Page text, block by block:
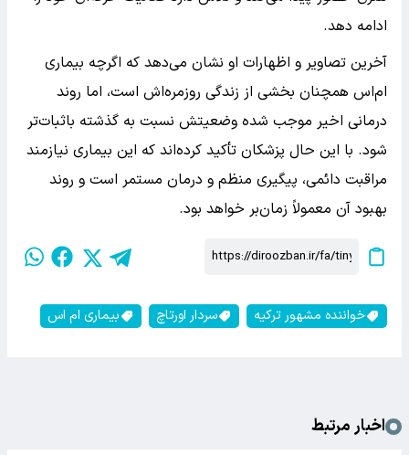
ادامه دهد.
آخرین تصاویر و اظهارات او نشان می‌دهد که اگرچه بیماری
ام‌اس همچنان بخشی از زندگی روزمره‌اش است، اما روند
درمانی اخیر موجب شده وضعیتش نسبت به گذشته باثبات‌تر
شود. با این حال پزشکان تأکید کرده‌اند که این بیماری نیازمند
مراقبت دائمی، پیگیری منظم و درمان مستمر است و روند
بهبود آن معمولاً زمان‌بر خواهد بود.
خواننده مشهور ترکیه سردار اورتاچ بیماری ام اس
اخبار مرتبط